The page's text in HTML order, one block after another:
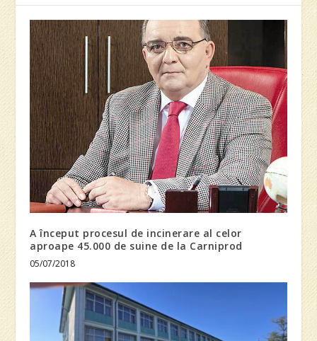
A început procesul de incinerare al celor
aproape 45.000 de suine de la Carniprod
05/07/2018